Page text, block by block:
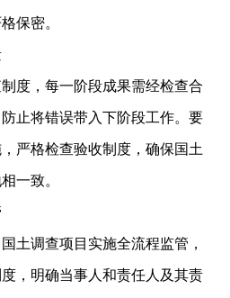
保密。
度，每一阶段成果需经检查合
止将错误带入下阶段工作。要
严格检查验收制度，确保国土
一致。
国土调查项目实施全流程监管，
，明确当事人和责任人及其责